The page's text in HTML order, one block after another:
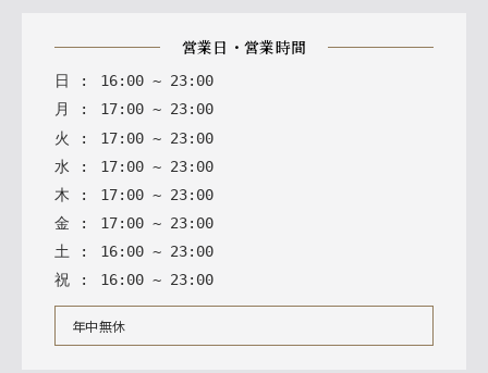
営業日・営業時間
日 : 16: 00 ~ 23: 00
月
: 17: 00 ~ 23: 00
火
: 17: 00 ~ 23: 00
水 : 17: 00 ~ 23: 00
木 : 17: 00 ~ 23: 00
金 : 17: 00 ~ 23: 00
土 : 16: 00 ~ 23: 00
祝 : 16: 00 ~ 23: 00
年中無休